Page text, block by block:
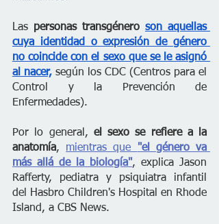
Las personas transgénero son aquellas
cuya identidad o expresión de género
no coincide con el sexo que se le asignó
al nacer, según los CDC (Centros para el
Control y la Prevención de
Enfermedades).
Por lo general, el sexo se refiere a la
anatomía, mientras que "el género va
más allá de la biología", explica Jason
Rafferty, pediatra y psiquiatra infantil
del Hasbro Children's Hospital en Rhode
Island, a CBS News.